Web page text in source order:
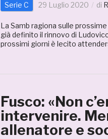
Serie C 29 Luglio 2020 di
La Samb ragiona sulle
già definito il rinnovo di
prossimi giorni è lecito
Fusco: «Non
intervenire.
allenatore e